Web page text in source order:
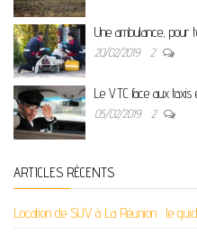
Une ambulance, pour
20/02/2019 2
Le VTC face aux taxis
05/02/2019 2
ARTICLES RÉCENTS
Location de SUV à La Réunion : le